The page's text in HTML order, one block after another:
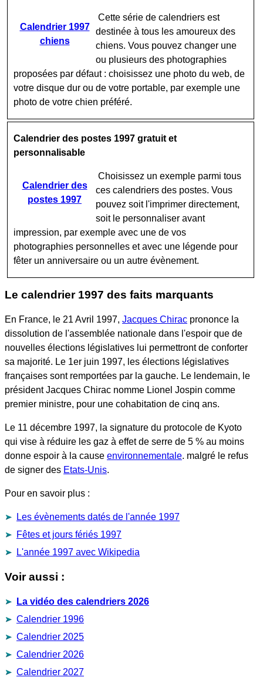
Calendrier 1997
chiens
Cette série de calendriers est
destinée à tous les amoureux des
chiens. Vous pouvez changer une
ou plusieurs des photographies
proposées par défaut : choisissez une photo du web, de
votre disque dur ou de votre portable, par exemple une
photo de votre chien préféré.
Calendrier des postes 1997 gratuit et
personnalisable
Calendrier des
postes 1997
Choisissez un exemple parmi tous
ces calendriers des postes. Vous
pouvez soit l'imprimer directement,
soit le personnaliser avant
impression, par exemple avec une de vos
photographies personnelles et avec une légende pour
fêter un anniversaire ou un autre évènement.
Le calendrier 1997 des faits marquants
En France, le 21 Avril 1997, Jacques Chirac prononce la
dissolution de l'assemblée nationale dans l'espoir que de
nouvelles élections législatives lui permettront de conforter
sa majorité. Le 1er juin 1997, les élections législatives
françaises sont remportées par la gauche. Le lendemain, le
président Jacques Chirac nomme Lionel Jospin comme
premier ministre, pour une cohabitation de cinq ans.
Le 11 décembre 1997, la signature du protocole de Kyoto
qui vise à réduire les gaz à effet de serre de 5 % au moins
donne espoir à la cause environnementale. malgré le refus
de signer des Etats-Unis.
Pour en savoir plus :
Les évènements datés de l'année 1997
Fêtes et jours fériés 1997
L'année 1997 avec Wikipedia
Voir aussi :
La vidéo des calendriers 2026
Calendrier 1996
Calendrier 2025
Calendrier 2026
Calendrier 2027